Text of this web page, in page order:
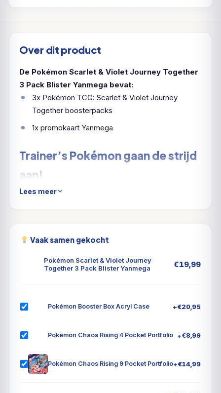
Over dit product
De Pokémon Scarlet & Violet Journey Together
3 Pack Blister Yanmega bevat:
3x Pokémon TCG: Scarlet & Violet Journey
Together boosterpacks
1x promokaart Yanmega
Trainer’s Pokémon gaan de strijd
aan!
Met diep vertrouwen en constante begeleiding
als één geheel te handelen in de strijd, terwijl ze hun
kracht tot het uiterste drijven, ook als Pokémon ex!
Werk samen met N’s Zoroark ex, Iono’s Bellibolt ex,
Lillie’s Clefairy ex, Hop’s Zacian ex en meer Trainer’s
Journey Together-uitbreiding!
Lees meer
Vaak samen gekocht
Pokémon Scarlet & Violet Journey
Together 3 Pack Blister Yanmega
€19,99
Pokémon Booster Box Acryl Case +€20,95
Pokémon Chaos Rising 4 Pocket Portfolio +€8,99
Pokémon Chaos Rising 9 Pocket Portfolio+€14,99